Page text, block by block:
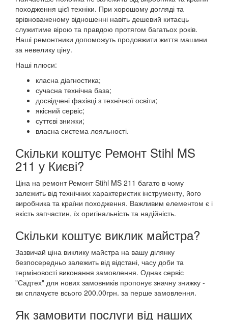
походження цієї техніки. При хорошому догляді та
врівноваженому відношенні навіть дешевий китаєць
служитиме вірою та правдою протягом багатьох років.
Наші ремонтники допоможуть продовжити життя машини
за невелику ціну.
Наші плюси:
класна діагностика;
сучасна технічна база;
досвідчені фахівці з технічної освіти;
якісний сервіс;
суттєві знижки;
власна система лояльності.
Скільки коштує Ремонт Stihl MS
211 у Києві?
Ціна на ремонт Ремонт Stihl MS 211 багато в чому
залежить від технічних характеристик інструменту, його
виробника та країни походження. Важливим елементом є і
якість запчастин, їх оригінальність та надійність.
Скільки коштує виклик майстра?
Зазвичай ціна виклику майстра на вашу ділянку
безпосередньо залежить від відстані, часу доби та
терміновості виконання замовлення. Однак сервіс
"Садтех" для нових замовників пропонує значну знижку -
ви сплачуєте всього 200.00грн. за перше замовлення.
Як замовити послуги від наших